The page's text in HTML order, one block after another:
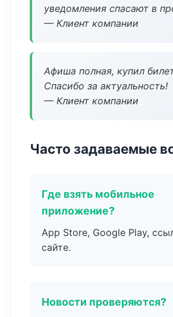
уведомления спасают в
— Клиент компании
Афиша полная, купил
Спасибо за актуальность!
— Клиент компании
Часто задаваемые
Где взять мобильное
приложение?
App Store, Google Play,
сайте.
Новости проверяются?